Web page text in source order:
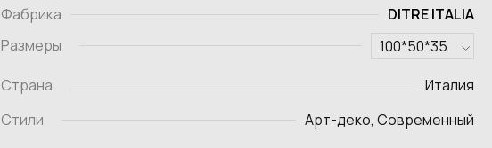
Фабрика DITRE ITALIA
Страна
Италия
Стили
Арт-деко, Современный
Размеры